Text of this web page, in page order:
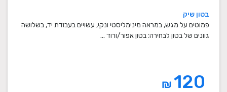
בטון שיק
פמוטים על מגש, במראה מינימליסטי ונקי, עשויים בעבודת יד, בשלושה
גוונים של בטון לבחירה: בטון אפור/ורוד ...
₪